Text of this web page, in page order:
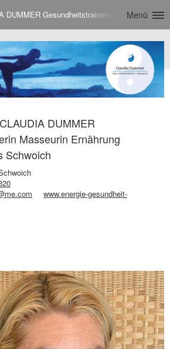
DUMMER Gesundheitstrainerin Masseurin
Menü
DUMMER
Masseurin Ernährung
Schwoich
www.energie-gesundheit-